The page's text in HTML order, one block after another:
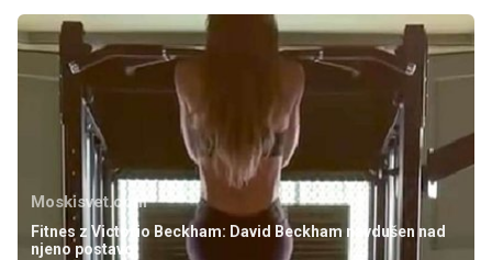
Moskisvet.com
Fitnes z Victorio Beckham: David Beckham navdušen nad
njeno postavo